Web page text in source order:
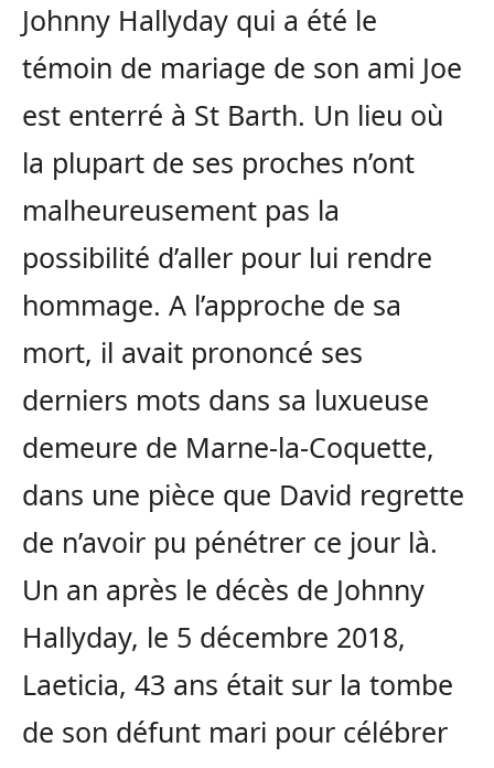
Johnny Hallyday qui a été le
témoin de mariage de son ami Joe
est enterré à St Barth. Un lieu où
la plupart de ses proches n’ont
malheureusement pas la
possibilité d’aller pour lui rendre
hommage. A l’approche de sa
mort, il avait prononcé ses
derniers mots dans sa luxueuse
demeure de Marne-la-Coquette,
dans une pièce que David regrette
de n’avoir pu pénétrer ce jour là.
Un an après le décès de Johnny
Hallyday, le 5 décembre 2018,
Laeticia, 43 ans était sur la tombe
de son défunt mari pour célébrer